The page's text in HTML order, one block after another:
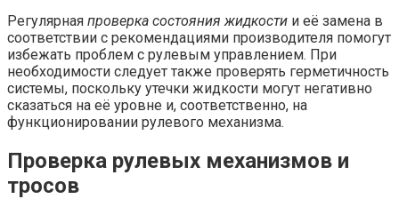
Регулярная проверка состояния жидкости и её замена в
соответствии с рекомендациями производителя помогут
избежать проблем с рулевым управлением. При
необходимости следует также проверять герметичность
системы, поскольку утечки жидкости могут негативно
сказаться на её уровне и, соответственно, на
функционировании рулевого механизма.
Проверка рулевых механизмов и
тросов